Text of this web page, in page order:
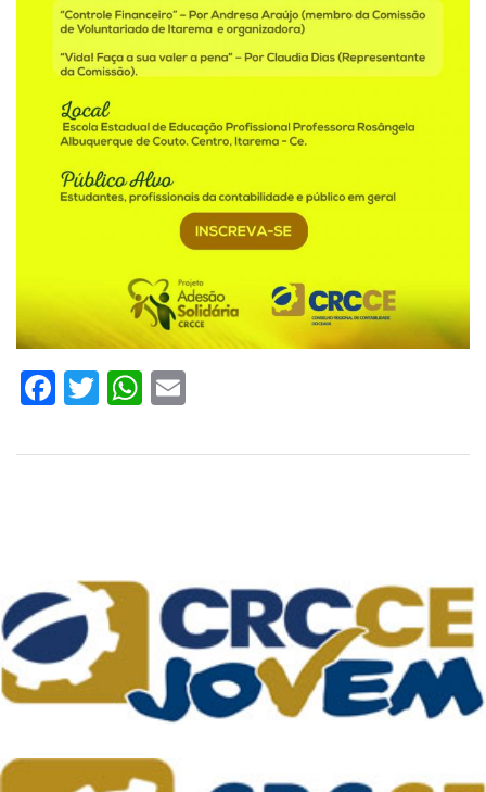
Facebook
TwitterWhatsApp